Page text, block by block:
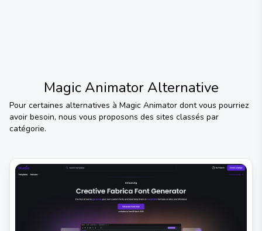
Magic Animator Alternative
Pour certaines alternatives à Magic Animator dont vous pourriez
avoir besoin, nous vous proposons des sites classés par
catégorie.